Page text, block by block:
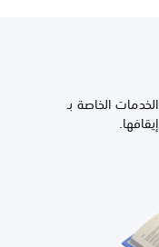
الخاصة بـ